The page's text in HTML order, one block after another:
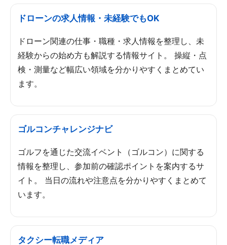
ドローンの求人情報・未経験でもOK
ドローン関連の仕事・職種・求人情報を整理し、未
経験からの始め方も解説する情報サイト。 操縦・点
検・測量など幅広い領域を分かりやすくまとめてい
ます。
ゴルコンチャレンジナビ
ゴルフを通じた交流イベント（ゴルコン）に関する
情報を整理し、参加前の確認ポイントを案内するサ
イト。 当日の流れや注意点を分かりやすくまとめて
います。
タクシー転職メディア